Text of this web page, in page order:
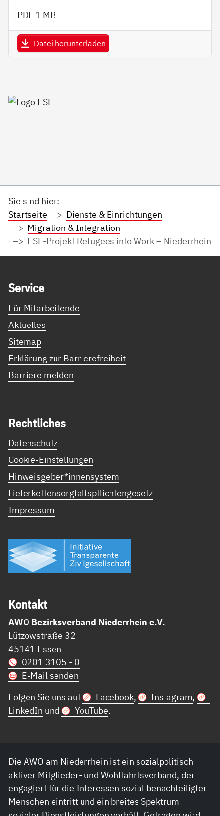
PDF 1 MB
Datei herunterladen
Sie sind hier:
Startseite
Dienste & Einrichtungen
Migration & Integration
ESF-Projekt Refugees into Work – Niederrhein
Ser­vice
Für Mitarbeitende
Aktuelles
Sitemap
Erklärung zur Barrierefreiheit
Barriere melden
Recht­li­ches
Datenschutz
Cookie-Einstellungen
Hinweisgeber*innensystem
Lieferkettensorgfaltspflichtengesetz
Impressum
Kon­takt
AWO Bezirksverband Niederrhein e.V.
Lützowstraße 32
45141 Essen
0201 3105 - 0
E-Mail senden
Folgen Sie uns auf
Facebook, Instagram,
LinkedIn und YouTube.
Die AWO am Niederrhein ist ein sozialpolitisch
aktiver Mitglieder- und Wohlfahrtsverband, der
engagiert für die Interessen sozial benachteiligter
Menschen eintritt und ein breites Spektrum